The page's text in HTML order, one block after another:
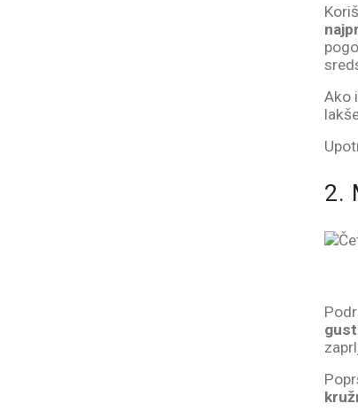
Ako
2.